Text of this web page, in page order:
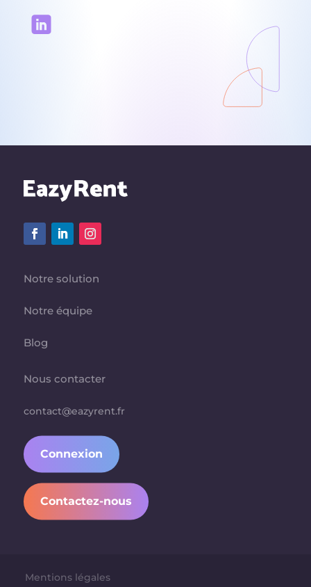
Notre solution
Notre équipe
Blog
Nous contacter
contact@eazyrent.fr
Connexion
Contactez-nous
Mentions légales